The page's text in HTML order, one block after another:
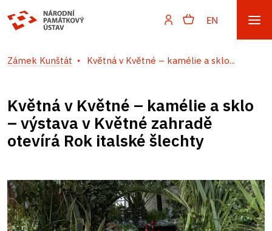
EN
Zámek Kunštát Květná v Květné – kamélie a sklo...
Květná v Květné – kamélie a sklo
– výstava v Květné zahradě
otevírá Rok italské šlechty